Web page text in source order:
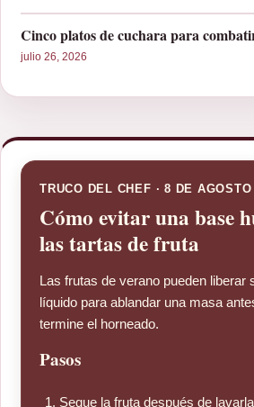
Cinco platos de cuchara para
julio 26, 2026
TRUCO DEL CHEF · 8 DE
Cómo evitar una base
las tartas de fruta
Las frutas de verano pueden liberar
líquido para ablandar una masa
termine el horneado.
Pasos
Seque la fruta después de